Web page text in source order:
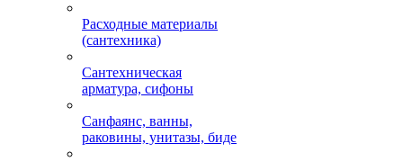
Расходные материалы
(сантехника)
Сантехническая
арматура, сифоны
Санфаянс, ванны,
раковины, унитазы, биде